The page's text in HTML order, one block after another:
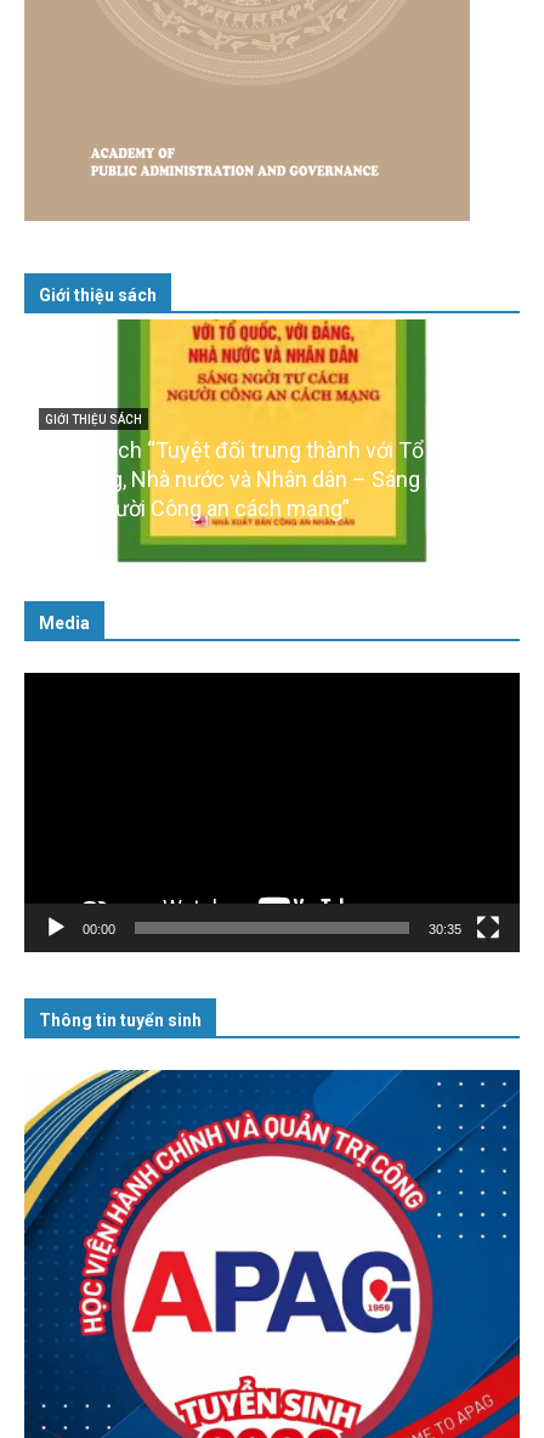
Giới thiệu sách
GIỚI THIỆU SÁCH
Ra mắt ba cuốn sách ảnh chào mừng Đại hội XIV
của Đảng
Media
00:00 30:35
Thông tin tuyển sinh